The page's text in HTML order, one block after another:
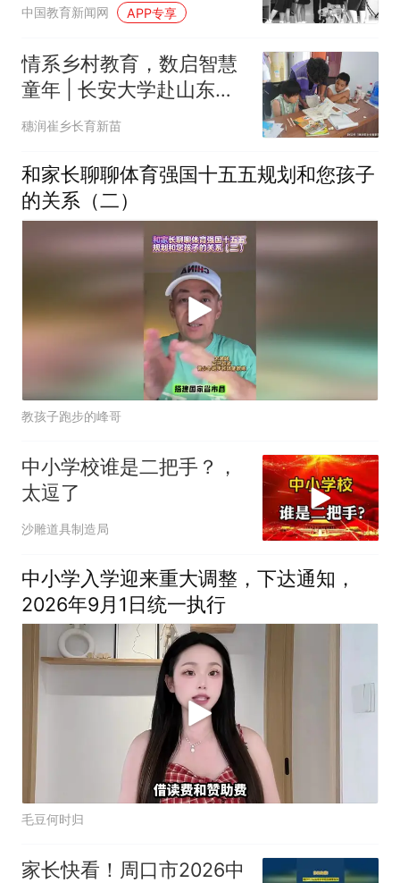
中国教育新闻网 APP专享
情系乡村教育，数启智慧
童年 | 长安大学赴山东德
州三唐乡崔家庙村暑期社
堂
穗润崔乡长育新苗
和家长聊聊体育强国十五五规划和您孩子
的关系（二）
教孩子跑步的峰哥
中小学校谁是二把手？，
太逗了
沙雕道具制造局
中小学入学迎来重大调整，下达通知，
2026年9月1日统一执行
毛豆何时归
家长快看！周口市2026中